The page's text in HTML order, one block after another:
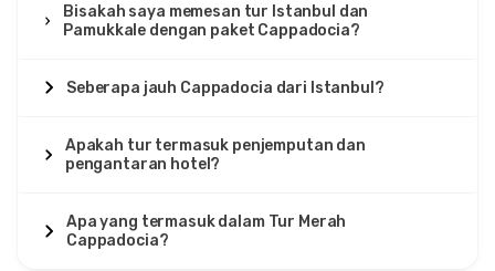
Bisakah saya memesan tur Istanbul dan
Pamukkale dengan paket Cappadocia?
Seberapa jauh Cappadocia dari Istanbul?
Apakah tur termasuk penjemputan dan
pengantaran hotel?
Apa yang termasuk dalam Tur Merah
Cappadocia?